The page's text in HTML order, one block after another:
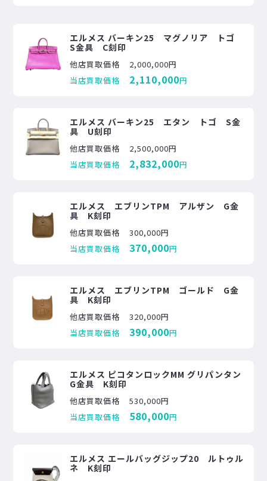
エルメス バーキン25 マグノリア トゴ
S金具 C刻印
他店買取価格
2,000,000円
当店買取価格
2,110,000円
エルメス バーキン25 エタン トゴ S金
具 U刻印
他店買取価格
2,500,000円
当店買取価格
2,832,000円
エルメス エブリンTPM アルザン G金
具 K刻印
他店買取価格
300,000円
当店買取価格
370,000円
エルメス エブリンTPM ゴールド G金
具 K刻印
他店買取価格
320,000円
当店買取価格
390,000円
エルメス ピコタンロックMM グリパンタン
G金具 K刻印
他店買取価格
530,000円
当店買取価格
580,000円
エルメス エールバッグジップ20 ルトゥル
ネ K刻印